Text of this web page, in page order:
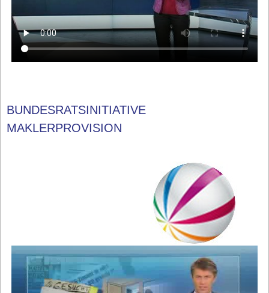
BUNDESRATSINITIATIVE
MAKLERPROVISION